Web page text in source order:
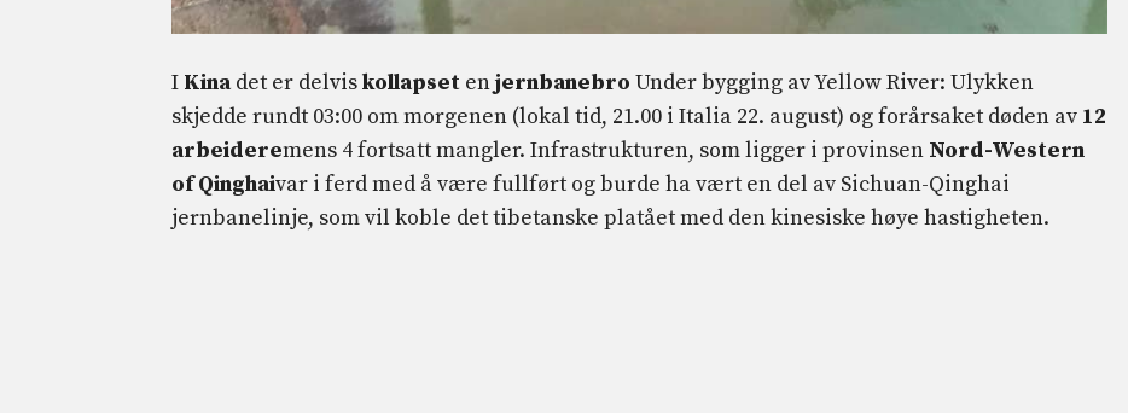
I Kina det er delviskollapset enjernbanebro Under bygging av Yellow River: Ulykken
skjedde rundt 03:00 om morgenen (lokal tid, 21.00 i Italia 22. august) og forårsaket døden av 12
arbeideremens 4 fortsatt mangler. Infrastrukturen, som ligger i provinsen Nord-Western
of Qinghaivar i ferd med å være fullført og burde ha vært en del av Sichuan-Qinghai
jernbanelinje, som vil koble det tibetanske platået med den kinesiske høye hastigheten.